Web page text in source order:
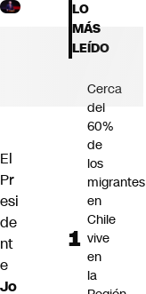
El
Pr
esi
de
nt
e
Jo
LO
MÁS
LEÍDO
Cerca
del
60%
de
los
migrantes
en
Chile
vive
en
la